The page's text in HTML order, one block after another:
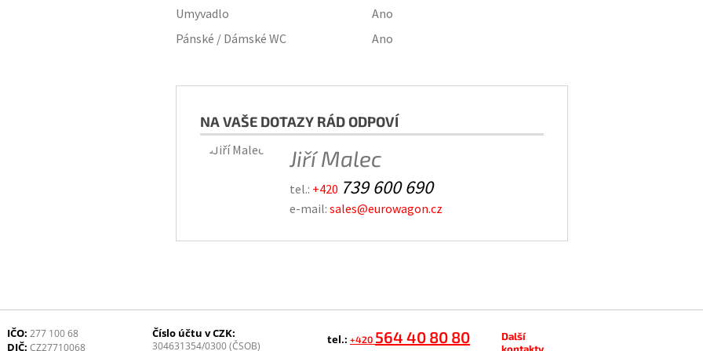
Umyvadlo
Ano
Pánské / Dámské WC
Ano
NA VAŠE DOTAZY RÁD ODPOVÍ
Jiří Malec
tel.: +420 739 600 690
e-mail: sales@eurowagon.cz
IČO: 277 100 68
DIČ: CZ27710068
Číslo účtu v CZK:
304631354/0300 (ČSOB) tel.: +420 564 40 80 80
Další